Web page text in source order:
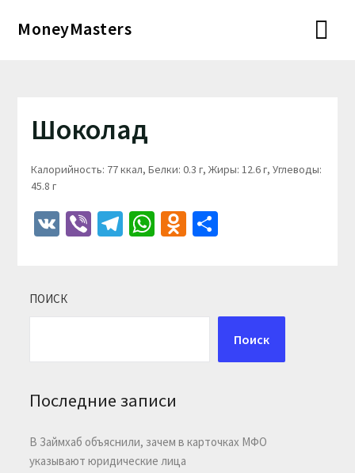
MoneyMasters
Шоколад
Калорийность: 77 ккал, Белки: 0.3 г, Жиры: 12.6 г, Углеводы:
45.8 г
VKViberTelegram
WhatsApp
Odnoklassniki
Отправить
ПОИСК
Поиск
Последние записи
В Займхаб объяснили, зачем в карточках МФО
указывают юридические лица